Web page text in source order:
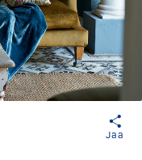
Jaa